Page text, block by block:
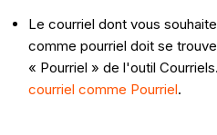
Le courriel dont vous
comme pourriel doit se
« Pourriel » de l'outil
courriel comme Pourriel.